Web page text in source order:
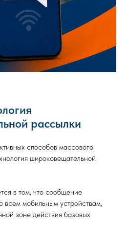
рассылки
способов массового
широковещательной
в том, что сообщение
всем мобильным устройствам,
зоне действия базовых